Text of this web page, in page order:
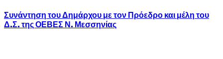
Συνάντηση του Δημάρχου με τον Πρόεδρο και μέλη του
Δ.Σ. της ΟΕΒΕΣ Ν. Μεσσηνίας